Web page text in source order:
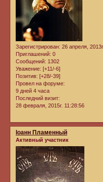
Зарегистрирован: 26 апреля, 2013г.
Приглашений: 0
Сообщений: 1302
Уважение: [+11/-6]
Позитив: [+28/-39]
Провел на форуме:
9 дней 4 часа
Последний визит:
28 февраля, 2015г. 11:28:56
Iоанн Пламенный
Активный участник